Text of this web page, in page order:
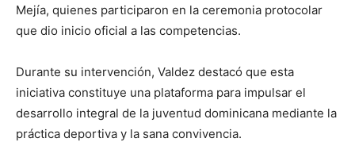
Mejía, quienes participaron en la ceremonia protocolar
que dio inicio oficial a las competencias.
Durante su intervención, Valdez destacó que esta
iniciativa constituye una plataforma para impulsar el
desarrollo integral de la juventud dominicana mediante la
práctica deportiva y la sana convivencia.